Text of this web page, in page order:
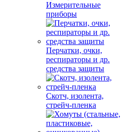
Измерительные
приборы
Перчатки, очки,
респираторы и др.
средства защиты
Скотч, изолента,
стрейч-пленка